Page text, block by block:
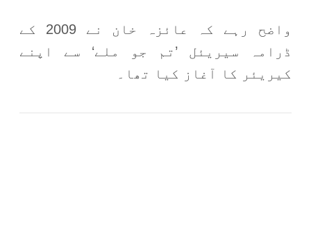
واضح رہے کہ عائزہ خان نے 2009 کے
ڈرامہ سیریئل ’تم جو ملے‘ سے اپنے
کیریئر کا آغاز کیا تھا۔